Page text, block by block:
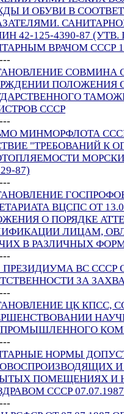
И ОБУВИ В
42-125-4390-87
ВРАЧОМ СССР
СОВМИНА
ПОЛОЖЕНИЯ
СССР
МИНМОРФЛОТА СССР
"ТРЕБОВАНИЙ К
87)
ВЦСПС ОТ
О ПОРЯДКЕ
ЛИЦАМ,
В РАЗЛИЧНЫХ
ВС СССР
ЗА
ЦК КПСС,
НОРМЫ
ПОМЕЩЕНИЯХ И
СССР 07.07.1987